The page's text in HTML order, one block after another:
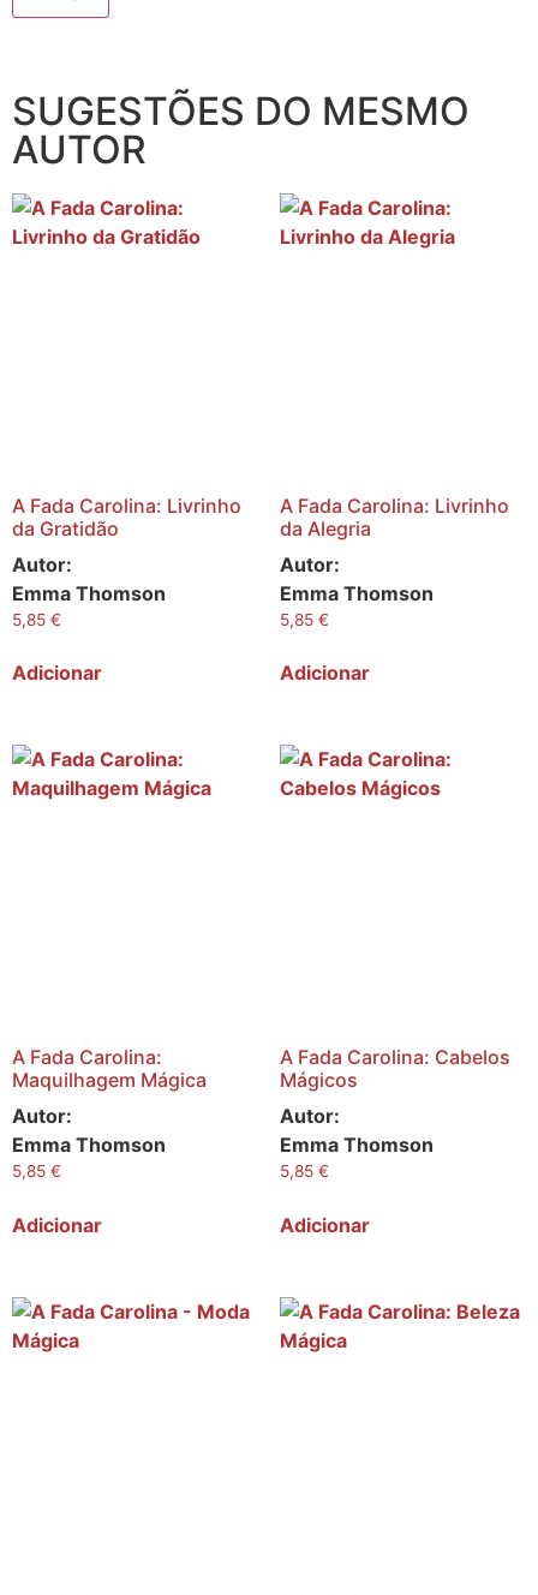
SUGESTÕES DO MESMO
AUTOR
A Fada Carolina: Livrinho
da Gratidão
Autor:
Emma Thomson
5,85 €
Adicionar
A Fada Carolina: Livrinho
da Alegria
Autor:
Emma Thomson
5,85 €
Adicionar
A Fada Carolina:
Maquilhagem Mágica
Autor:
Emma Thomson
5,85 €
Adicionar
A Fada Carolina: Cabelos
Mágicos
Autor:
Emma Thomson
5,85 €
Adicionar